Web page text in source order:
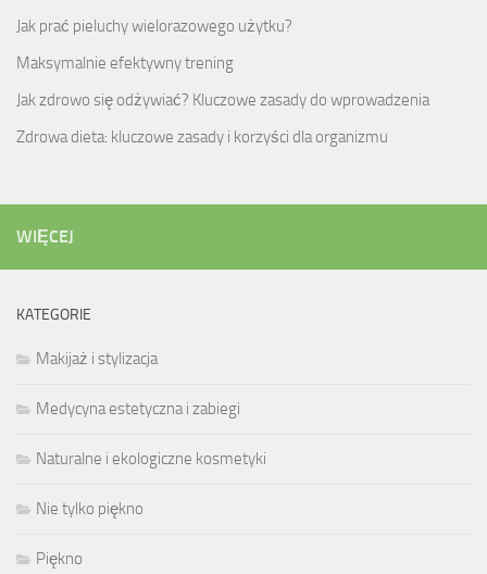
Jak prać pieluchy wielorazowego użytku?
Maksymalnie efektywny trening
Jak zdrowo się odżywiać? Kluczowe zasady do wprowadzenia
Zdrowa dieta: kluczowe zasady i korzyści dla organizmu
WIĘCEJ
KATEGORIE
Makijaż i stylizacja
Medycyna estetyczna i zabiegi
Naturalne i ekologiczne kosmetyki
Nie tylko piękno
Piękno